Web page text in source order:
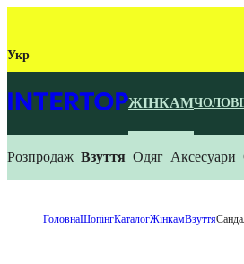
Укр
ЖІНКАМ
Розпродаж Взуття Одяг Аксесуари
ГоловнаШопінгКаталогЖінкамВзуття